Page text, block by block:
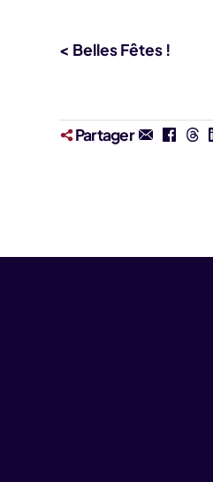
< Belles Fêtes !
Partager